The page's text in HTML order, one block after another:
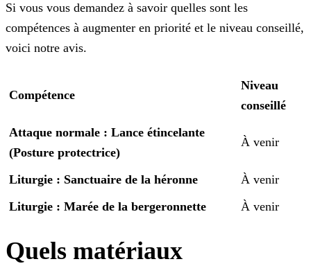
Si vous vous demandez à savoir quelles sont les
compétences à augmenter en priorité et le niveau conseillé,
voici notre avis.
Compétence
Niveau
conseillé
Attaque normale : Lance étincelante
(Posture protectrice)
À venir
Liturgie : Sanctuaire de la héronne
À venir
Liturgie : Marée de la bergeronnette
À venir
Quels matériaux